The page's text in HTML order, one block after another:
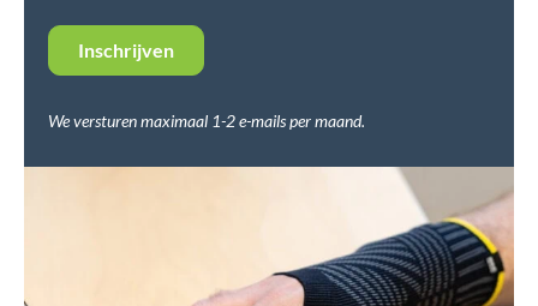
We versturen maximaal 1-2 e-mails per maand.